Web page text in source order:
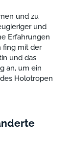
und zu
und
Erfahrungen
fing mit der
und das
an, um ein
Holotropen